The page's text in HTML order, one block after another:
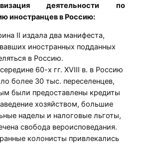
деятельности по
иностранцев в Россию:
II издала два манифеста,
иностранных подданных
в Россию.
60-х гг. XVIII в. в Россию
более 30 тыс. переселенцев,
были предоставлены кредиты
хозяйством, большие
наделы и налоговые льготы,
свобода вероисповедания.
колонисты привлекались